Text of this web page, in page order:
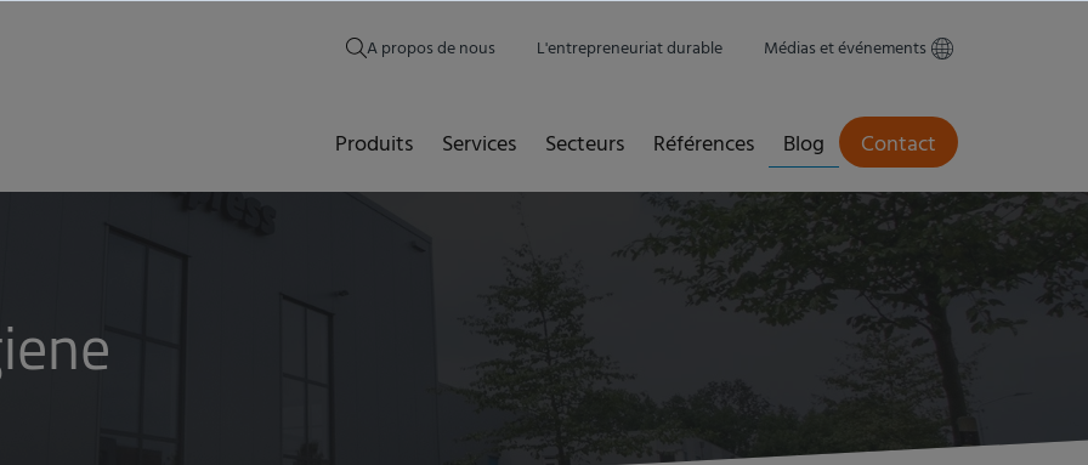
A propos de nous L'entrepreneuriat durable Médias et événements
Produits Services Secteurs Références Blog Contact